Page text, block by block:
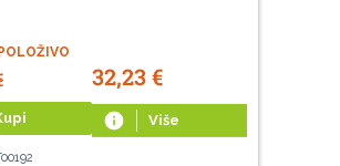
32,23€
info Više